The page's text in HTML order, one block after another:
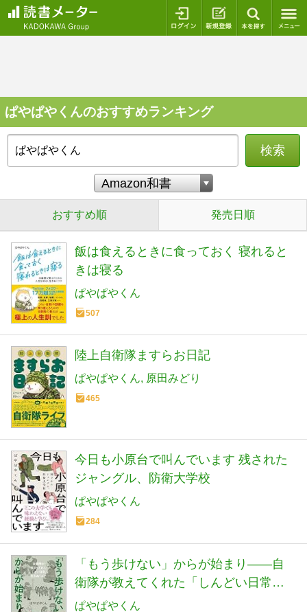
ログイン 新規登録
ぱやぱやくんのおすすめランキング
検索
おすすめ順 発売日順
飯は食えるときに食っておく 寝れると
きは寝る
ぱやぱやくん
507
陸上自衛隊ますらお日記
ぱやぱやくん 原田みどり
465
今日も小原台で叫んでいます 残された
ジャングル、防衛大学校
ぱやぱやくん
284
「もう歩けない」からが始まり――自
衛隊が教えてくれた「しんどい日常」
を生きぬくコツ
ぱやぱやくん